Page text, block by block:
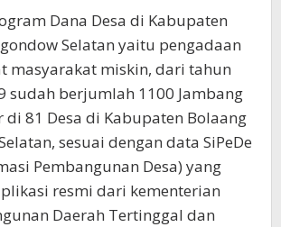
Dana Desa di Kabupaten
Selatan yaitu pengadaan
masyarakat miskin, dari tahun
sudah berjumlah 1100 Jambang
di 81 Desa di Kabupaten Bolaang
sesuai dengan data SiPeDe
Pembangunan Desa) yang
resmi dari kementerian
Daerah Tertinggal dan